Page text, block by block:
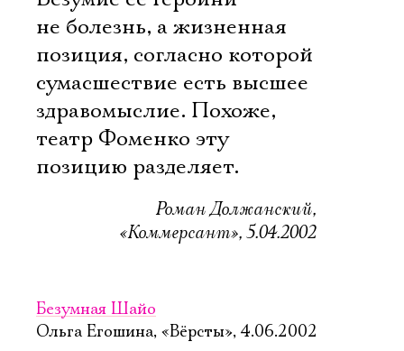
не болезнь, а жизненная
позиция, согласно которой
сумасшествие есть высшее
здравомыслие. Похоже,
театр Фоменко эту
позицию разделяет.
Роман Должанский,
«Коммерсант», 5.04.2002
Безумная Шайо
Ольга Егошина, «Вёрсты», 4.06.2002